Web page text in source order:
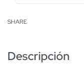
SHARE
Descripción